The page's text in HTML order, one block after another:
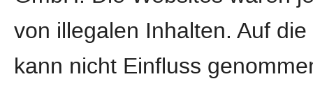
von illegalen Inhalten. Auf
kann nicht Einfluss